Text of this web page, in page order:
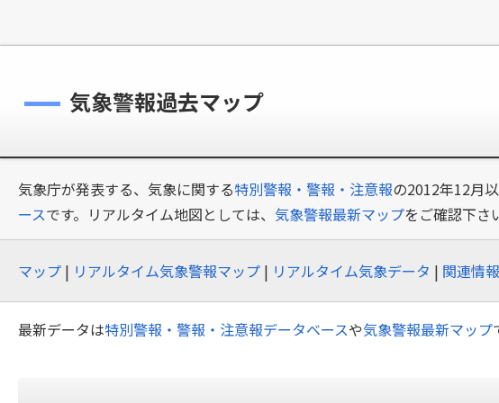
気象警報過去マップ
気象庁が発表する、気象に関する特別警報・警報・注意報の2012年12月
ースです。リアルタイム地図としては、 気象警報最新マップをご確認下さ
マップ | リアルタイム気象警報マップ | リアルタイム気象データ | 関連情報
最新データは特別警報・警報・注意報データベースや気象警報最新マップ